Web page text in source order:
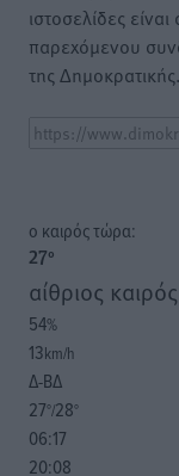
ιστοσελίδες
παρεχόμενου
της Δημοκρατικής.
o καιρός τώρα:
27°
αίθριος καιρός
54%
13km/h
Δ-ΒΔ
27°/28°
06:17
20:08